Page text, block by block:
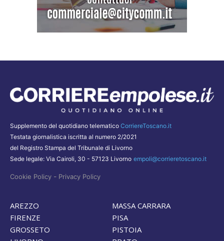
Supplemento del quotidiano telematico CorriereToscano.it
Testata giornalistica iscritta al numero 2/2021
del Registro Stampa del Tribunale di Livorno
Sede legale: Via Cairoli, 30 - 57123 Livorno empoli@corrieretoscano.it
Cookie Policy - Privacy Policy
AREZZO
FIRENZE
GROSSETO
MASSA CARRARA
PISA
PISTOIA